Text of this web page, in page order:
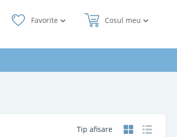
Cosul meu
Favorite
Tip afisare